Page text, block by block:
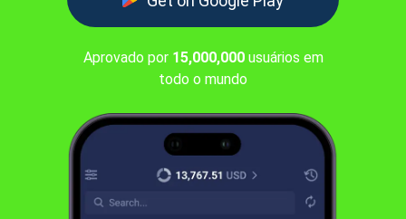
Aprovado por 15,000,000usuários em
todo o mundo